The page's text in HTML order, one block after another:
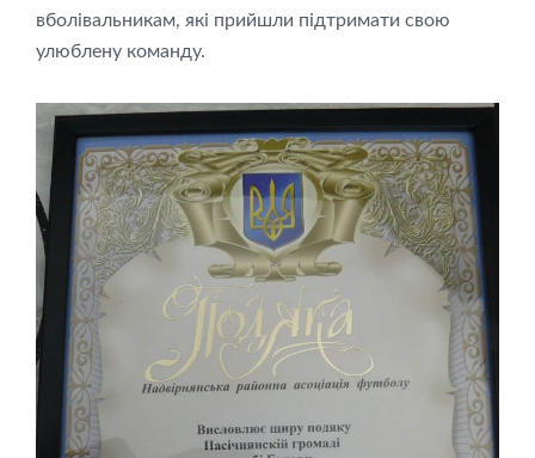
вболівальникам, які прийшли підтримати свою
улюблену команду.